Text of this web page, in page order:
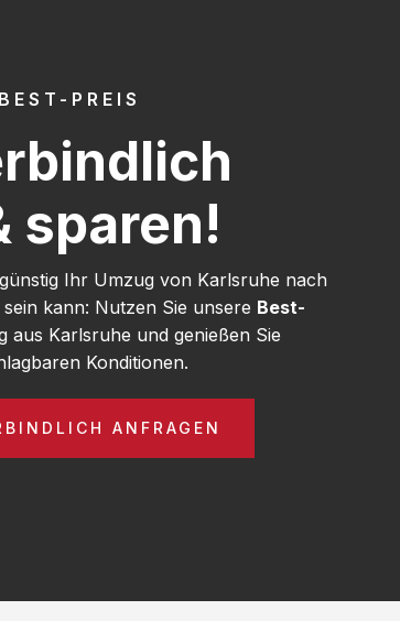
PREIS
sparen!
Ihr Umzug von Karlsruhe nach
kann: Nutzen Sie unsere Best-
aus Karlsruhe und genießen Sie
Konditionen.
ANFRAGEN